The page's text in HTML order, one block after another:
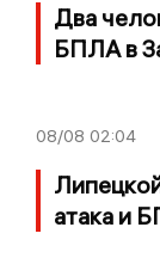
Два
БПЛА в
08/08 02:04
атака и